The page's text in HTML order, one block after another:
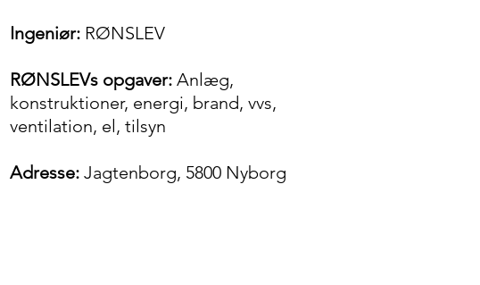
Ingeniør: RØNSLEV
RØNSLEVs opgaver: Anlæg,
konstruktioner, energi, brand, vvs,
ventilation, el, tilsyn
Adresse: Jagtenborg, 5800 Nyborg